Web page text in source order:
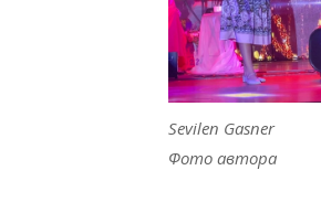
Sevilen Gasner
Фото автора